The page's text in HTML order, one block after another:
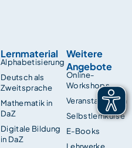
Lernmaterial
Alphabetisierung
Deutsch als
Zweitsprache
Mathematik in
DaZ
Digitale Bildung
in DaZ
Weitere
Angebote
Online-
Workshops
Veranstaltungen
Selbstlernkurse
E-Books
Lehrwerke